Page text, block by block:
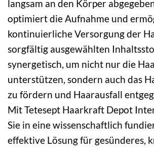
langsam an den Körper
optimiert die Aufnahme und
kontinuierliche Versorgung der
sorgfältig ausgewählten
synergetisch, um nicht nur die
unterstützen, sondern auch das
zu fördern und Haarausfall
Mit Tetesept Haarkraft Depot
Sie in eine wissenschaftlich
effektive Lösung für gesünderes,